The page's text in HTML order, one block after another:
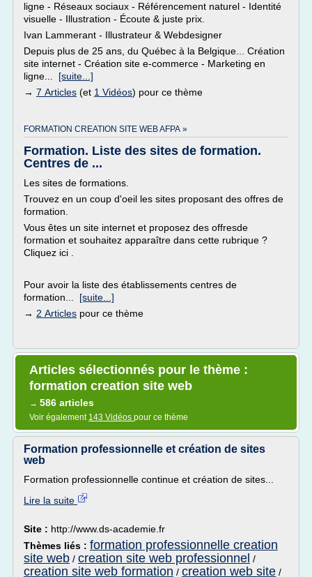
ligne - Réseaux sociaux - Référencement naturel - Identité
visuelle - Illustration - Écoute & juste prix.
Ivan Lammerant - Illustrateur & Webdesigner
Depuis plus de 25 ans, du Québec à la Belgique... Création
site internet - Création site e-commerce - Marketing en
ligne... [suite...]
→ 7 Articles (et 1 Vidéos) pour ce thème
FORMATION CREATION SITE WEB AFPA »
Formation. Liste des sites de formation.
Centres de ...
Les sites de formations.
Trouvez en un coup d'oeil les sites proposant des offres de
formation.
Vous êtes un site internet et proposez des offresde
formation et souhaitez apparaître dans cette rubrique ?
Cliquez ici .
Pour avoir la liste des établissements centres de
formation... [suite...]
→ 2 Articles pour ce thème
Articles sélectionnés pour le thème :
formation creation site web
→ 586 articles
Voir également 143 Vidéos pour ce thème
Formation professionnelle et création de sites
web
Formation professionnelle continue et création de sites...
Lire la suite
Site : http://www.ds-academie.fr
Thèmes liés : formation professionnelle creation
site web / creation site web professionnel /
creation site web formation / creation web site /